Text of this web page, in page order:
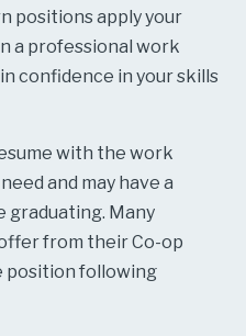
positions apply your
a professional work
confidence in your skills
with the work
and may have a
graduating. Many
from their Co-op
position following